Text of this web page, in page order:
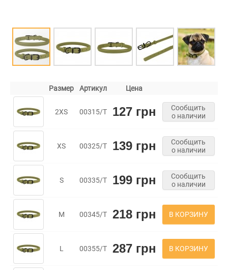
Размер Артикул Цена
2XS 00315/Т 127 грн
Сообщить
о наличии
XS 00325/Т 139 грн
Сообщить
о наличии
S 00335/Т 199 грн
Сообщить
о наличии
M 00345/Т 218 грн В КОРЗИНУ
L 00355/Т 287 грн В КОРЗИНУ